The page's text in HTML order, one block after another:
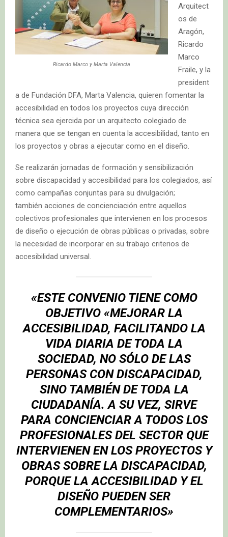
Ricardo Marco y Marta Valencia
Arquitect
os de
Aragón,
Ricardo
Marco
Fraile, y la
president
a de Fundación DFA, Marta Valencia, quieren fomentar la
accesibilidad en todos los proyectos cuya dirección
técnica sea ejercida por un arquitecto colegiado de
manera que se tengan en cuenta la accesibilidad, tanto en
los proyectos y obras a ejecutar como en el diseño.
Se realizarán jornadas de formación y sensibilización
sobre discapacidad y accesibilidad para los colegiados, así
como campañas conjuntas para su divulgación;
también acciones de concienciación entre aquellos
colectivos profesionales que intervienen en los procesos
de diseño o ejecución de obras públicas o privadas, sobre
la necesidad de incorporar en su trabajo criterios de
accesibilidad universal.
«ESTE CONVENIO TIENE COMO
OBJETIVO «MEJORAR LA
ACCESIBILIDAD, FACILITANDO LA
VIDA DIARIA DE TODA LA
SOCIEDAD, NO SÓLO DE LAS
PERSONAS CON DISCAPACIDAD,
SINO TAMBIÉN DE TODA LA
CIUDADANÍA. A SU VEZ, SIRVE
PARA CONCIENCIAR A TODOS LOS
PROFESIONALES DEL SECTOR QUE
INTERVIENEN EN LOS PROYECTOS Y
OBRAS SOBRE LA DISCAPACIDAD,
PORQUE LA ACCESIBILIDAD Y EL
DISEÑO PUEDEN SER
COMPLEMENTARIOS»